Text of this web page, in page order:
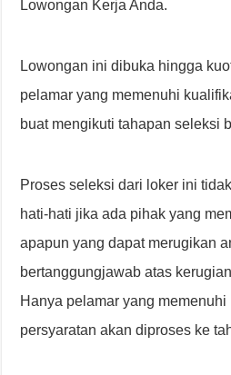
Lowongan Kerja Anda.
Lowongan ini dibuka hingga
pelamar yang memenuhi
buat mengikuti tahapan seleksi
Proses seleksi dari loker ini
hati-hati jika ada pihak yang
apapun yang dapat merugikan
bertanggungjawab atas
Hanya pelamar yang
persyaratan akan diproses ke